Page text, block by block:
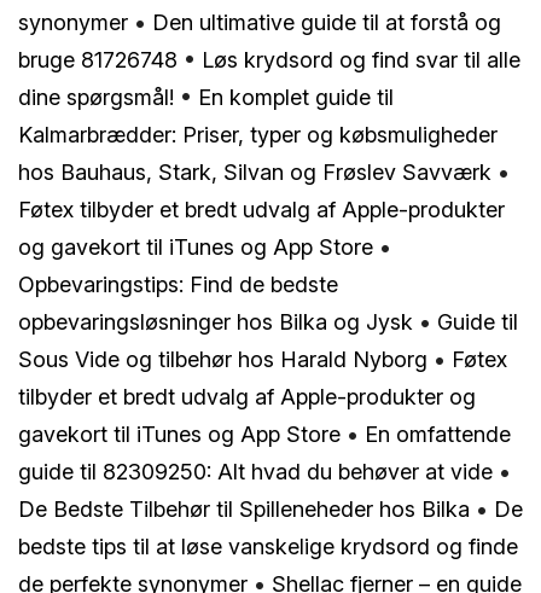
synonymer • Den ultimative guide til at forstå og
bruge 81726748 • Løs krydsord og find svar til alle
dine spørgsmål! • En komplet guide til
Kalmarbrædder: Priser, typer og købsmuligheder
hos Bauhaus, Stark, Silvan og Frøslev Savværk •
Føtex tilbyder et bredt udvalg af Apple-produkter
og gavekort til iTunes og App Store •
Opbevaringstips: Find de bedste
opbevaringsløsninger hos Bilka og Jysk • Guide til
Sous Vide og tilbehør hos Harald Nyborg • Føtex
tilbyder et bredt udvalg af Apple-produkter og
gavekort til iTunes og App Store • En omfattende
guide til 82309250: Alt hvad du behøver at vide •
De Bedste Tilbehør til Spilleneheder hos Bilka • De
bedste tips til at løse vanskelige krydsord og finde
de perfekte synonymer • Shellac fjerner – en guide